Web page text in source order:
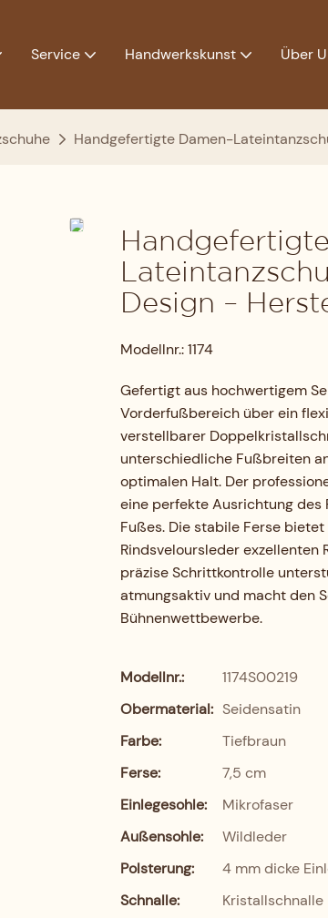
Service Handwerkskunst Über
Handgefertigte Damen-
Design –
Modellnr.: 1174
Gefertigt aus hochwertigem
Vorderfußbereich über ein
verstellbarer
unterschiedliche Fußbreiten
optimalen Halt. Der
eine perfekte Ausrichtung des
Fußes. Die stabile Ferse
Rindsveloursleder exzellenten
präzise Schrittkontrolle
atmungsaktiv und macht den
Bühnenwettbewerbe.
Modellnr.:
1174S00219
Obermaterial: Seidensatin
Farbe:
Tiefbraun
Ferse:
7,5 cm
Einlegesohle:
Mikrofaser
Außensohle:
Wildleder
Polsterung:
4 mm dicke
Schnalle:
Kristallschnalle